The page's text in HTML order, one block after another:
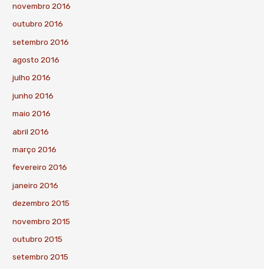
novembro 2016
outubro 2016
setembro 2016
agosto 2016
julho 2016
junho 2016
maio 2016
abril 2016
março 2016
fevereiro 2016
janeiro 2016
dezembro 2015
novembro 2015
outubro 2015
setembro 2015